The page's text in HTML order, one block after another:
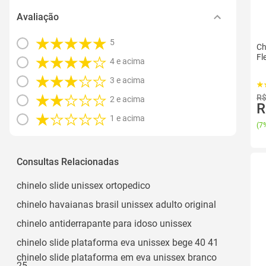
Avaliação
5
4 e acima
3 e acima
2 e acima
1 e acima
Consultas Relacionadas
chinelo slide unissex ortopedico
chinelo havaianas brasil unissex adulto original
chinelo antiderrapante para idoso unissex
chinelo slide plataforma eva unissex bege 40 41
chinelo slide plataforma em eva unissex branco
(